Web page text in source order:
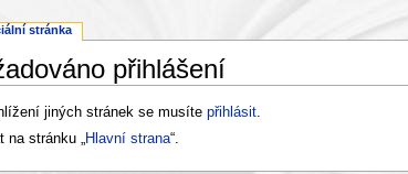
přihlášení
jiných stránek se musíte přihlásit.
na stránku „Hlavní strana“.
stránka